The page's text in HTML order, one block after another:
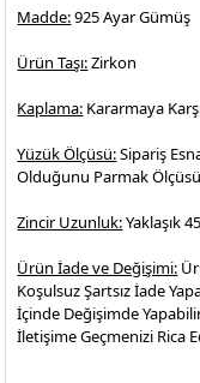
Madde:925 Ayar Gümüş
Ürün Taşı:Zirkon
Kaplama: Kararmaya
Yüzük Ölçüsü:Sipariş
Olduğunu Parmak
Zincir Uzunluk:Yaklaşık
Ürün İade ve Değişimi:
Koşulsuz Şartsız İade
İçinde Değişimde
İletişime Geçmenizi Rica